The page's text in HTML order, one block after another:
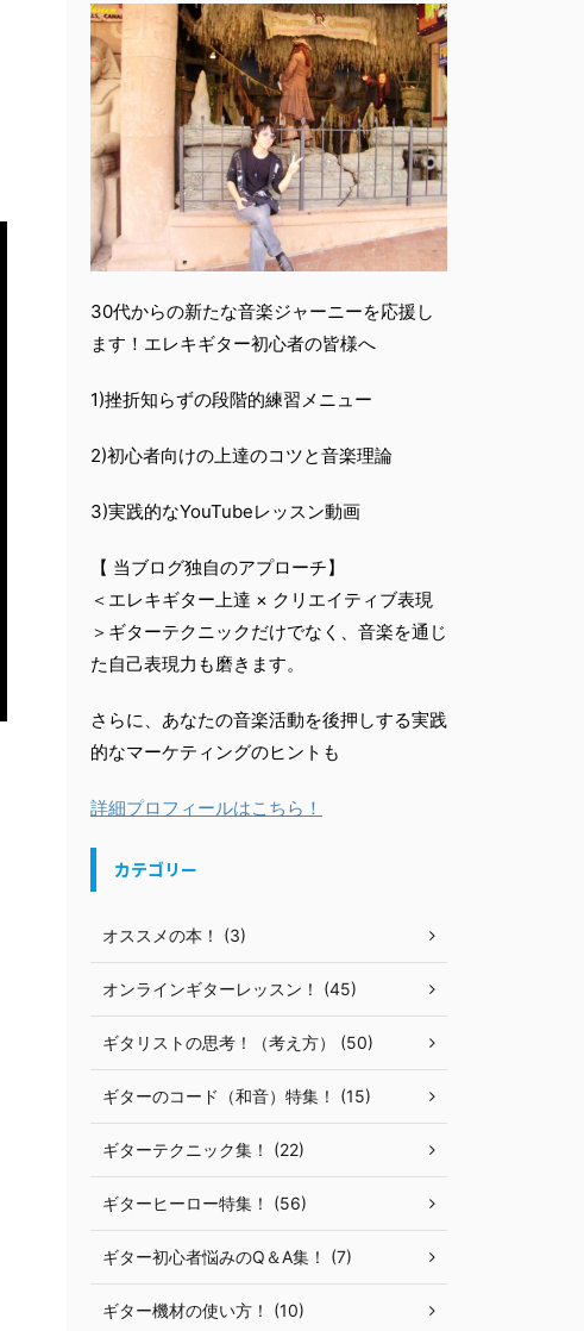
30代からの新たな音楽ジャーニーを応援し
ます！エレキギター初心者の皆様へ
1)挫折知らずの段階的練習メニュー
2)初心者向けの上達のコツと音楽理論
3)実践的なYouTubeレッスン動画
【 当ブログ独自のアプローチ】
＜エレキギター上達 × クリエイティブ表現
＞ギターテクニックだけでなく、音楽を通じ
た自己表現力も磨きます。
さらに、あなたの音楽活動を後押しする実践
的なマーケティングのヒントも
詳細プロフィールはこちら！
カテゴリー
オススメの本！ (3)
オンラインギターレッスン！ (45)
ギタリストの思考！（考え方） (50)
ギターのコード（和音）特集！ (15)
ギターテクニック集！ (22)
ギターヒーロー特集！ (56)
ギター初心者悩みのQ＆A集！ (7)
ギター機材の使い方！ (10)